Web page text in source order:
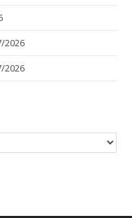
2026
2026